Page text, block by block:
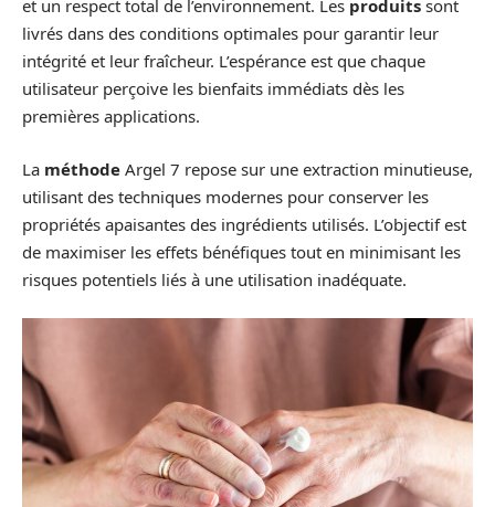
et un respect total de l’environnement. Les produits sont
livrés dans des conditions optimales pour garantir leur
intégrité et leur fraîcheur. L’espérance est que chaque
utilisateur perçoive les bienfaits immédiats dès les
premières applications.
La méthode Argel 7 repose sur une extraction minutieuse,
utilisant des techniques modernes pour conserver les
propriétés apaisantes des ingrédients utilisés. L’objectif est
de maximiser les effets bénéfiques tout en minimisant les
risques potentiels liés à une utilisation inadéquate.